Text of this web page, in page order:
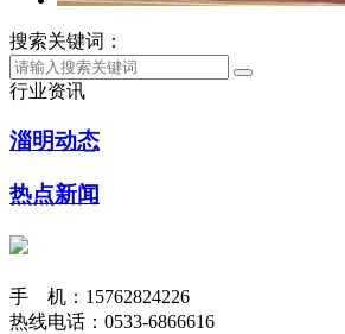
搜索关键词：
行业资讯
淄明动态
热点新闻
手 机：15762824226
热线电话：0533-6866616